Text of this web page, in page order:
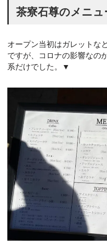
茶寮石尊のメニュ
オープン当初はガレットな
ですが、コロナの影響なの
系だけでした。▼